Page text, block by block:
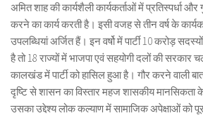
अमित शाह की कार्यशैली कार्यकर्ताओं में प्रतिस्पर्धा
करने का कार्य करती है। इसी वजह से तीन वर्ष के
उपलब्धियां अर्जित हैं। इन वर्षो में पार्टी 10 करोड़
है तो 18 राज्यों में भाजपा एवं सहयोगी दलों की सरकार
कालखंड में पार्टी को हासिल हुआ है। गौर करने वाली
दृष्टि से शासन का विस्तार महज शासकीय मानसिकता के
उसका उद्देश्य लोक कल्याण में सामाजिक अपेक्षाओं को